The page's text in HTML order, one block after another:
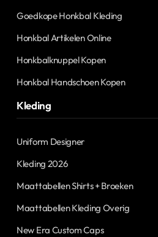
Goedkope Honkbal Kleding
Honkbal Artikelen Online
Honkbalknuppel Kopen
Honkbal Handschoen Kopen
Kleding
Uniform Designer
Kleding 2026
Maattabellen Shirts + Broeken
Maattabellen Kleding Overig
New Era Custom Caps